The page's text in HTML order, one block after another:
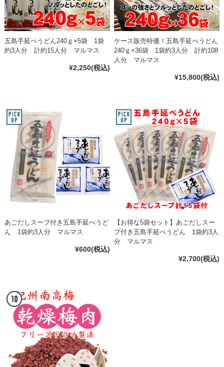
五島手延べうどん240ｇ×5袋 1袋
約3人分 計約15人分 マルマス
¥2,250(税込)
ケース販売特価！五島手延べうどん
240ｇ×36袋 1袋約3人分 計約108
人分 マルマス
¥15,800(税込)
あごだしスープ付き五島手延べうど
ん 1袋約3人分 マルマス
¥600(税込)
【お得な5袋セット】あごだしスー
プ付き五島手延べうどん 1袋約3人
分 マルマス
¥2,700(税込)